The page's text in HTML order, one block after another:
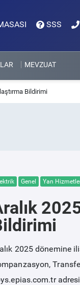
SSS
MEVZUAT
Bildirimi
Genel Yan
2025 dönemine